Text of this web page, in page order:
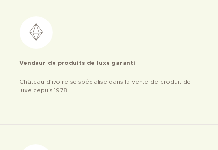
Vendeur de produits de luxe garanti
Château d’ivoire se spécialise dans la vente de produit de
luxe depuis 1978